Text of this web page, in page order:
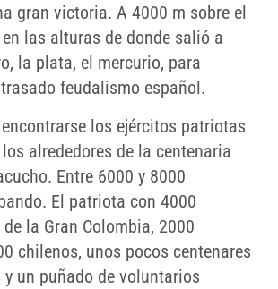
gran victoria. A 4000 m sobre el
las alturas de donde salió a
la plata, el mercurio, para
feudalismo español.
los ejércitos patriotas
alrededores de la centenaria
Entre 6000 y 8000
El patriota con 4000
la Gran Colombia, 2000
chilenos, unos pocos centenares
y un puñado de voluntarios